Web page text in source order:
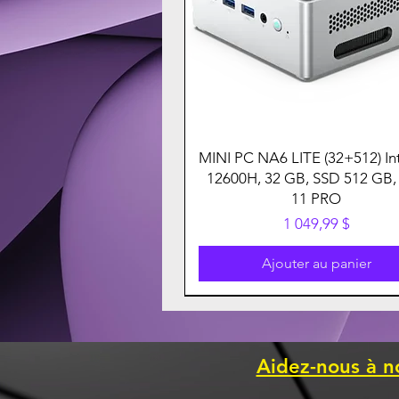
MINI PC NA6 LITE (32+512)
12600H, 32 GB, SSD 512
11 PRO
Prix
1 049,99 $
Ajouter au panier
Aidez-nous à